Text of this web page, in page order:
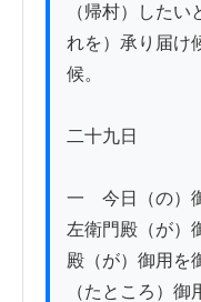
（帰村）した
れを）承り届け
候。
二十九日
一　今日（の）
左衛門殿（が）
殿（が）御用を
（たところ）御